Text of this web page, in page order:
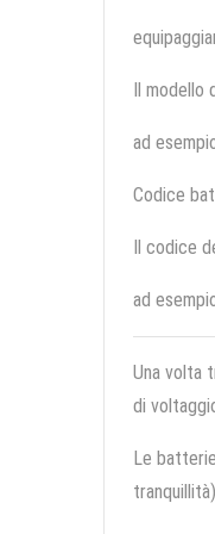
Il
ad
Codice
Il codice
ad
Una volta
di
Le